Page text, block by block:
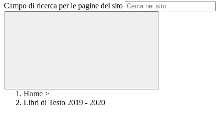
Campo di ricerca per le pagine del sito
Home >
Libri di Testo 2019 - 2020